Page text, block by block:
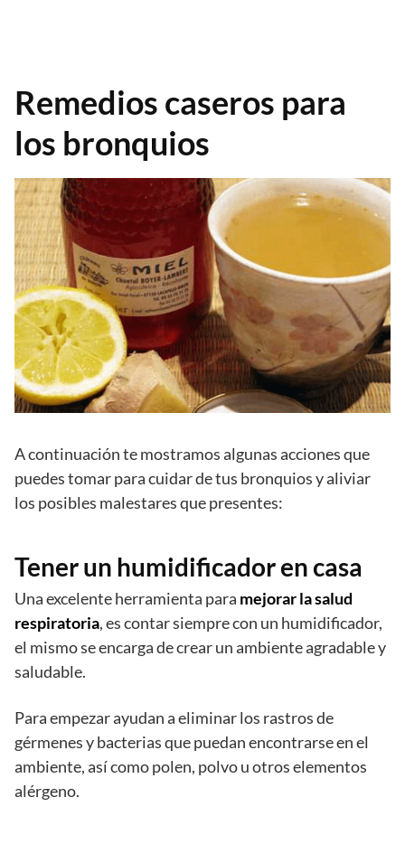
Remedios caseros para
los bronquios
A continuación te mostramos algunas acciones que
puedes tomar para cuidar de tus bronquios y aliviar
los posibles malestares que presentes:
Tener un humidificador en casa
Una excelente herramienta para mejorar la salud
respiratoria, es contar siempre con un humidificador,
el mismo se encarga de crear un ambiente agradable y
saludable.
Para empezar ayudan a eliminar los rastros de
gérmenes y bacterias que puedan encontrarse en el
ambiente, así como polen, polvo u otros elementos
alérgeno.